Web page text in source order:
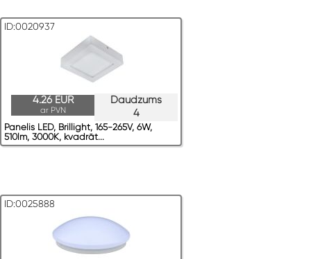
ID:0020937
Daudzums
4
4.26 EUR
ar PVN
Panelis LED, Brillight, 165-265V, 6W,
510lm, 3000K, kvadrāt...
ID:0025888